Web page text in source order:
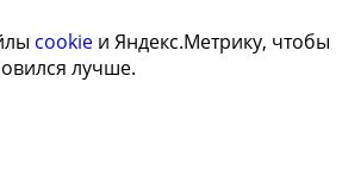
cookie и Яндекс.Метрику, чтобы
лучше.